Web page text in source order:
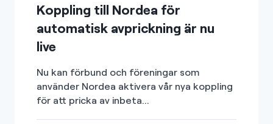
Koppling till Nordea för
automatisk avprickning är nu
live
Nu kan förbund och föreningar som
använder Nordea aktivera vår nya koppling
för att pricka av inbeta...